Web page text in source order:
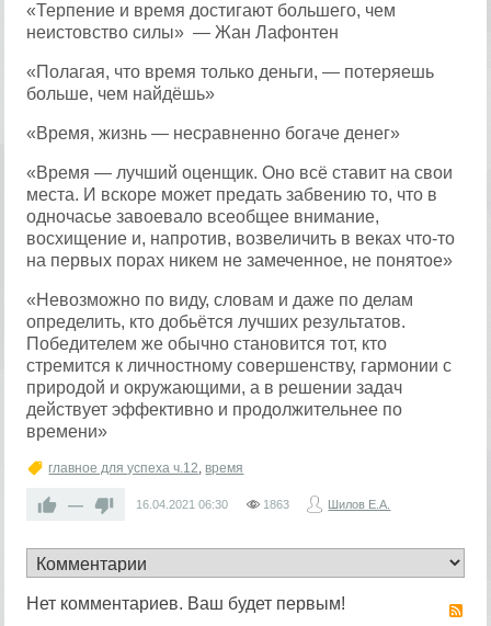
«Терпение и время достигают большего, чем
неистовство силы» — Жан Лафонтен
«Полагая, что время только деньги, — потеряешь
больше, чем найдёшь»
«Время, жизнь — несравненно богаче денег»
«Время — лучший оценщик. Оно всё ставит на свои
места. И вскоре может предать забвению то, что в
одночасье завоевало всеобщее внимание,
восхищение и, напротив, возвеличить в веках что-то
на первых порах никем не замеченное, не понятое»
«Невозможно по виду, словам и даже по делам
определить, кто добьётся лучших результатов.
Победителем же обычно становится тот, кто
стремится к личностному совершенству, гармонии с
природой и окружающими, а в решении задач
действует эффективно и продолжительнее по
времени»
главное для успеха ч.12, время
— 16.04.2021 06:30 1863 Шилов Е.А.
Нет комментариев. Ваш будет первым!